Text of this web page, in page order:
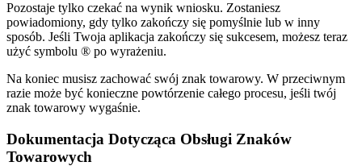
Pozostaje tylko czekać na wynik wniosku. Zostaniesz
powiadomiony, gdy tylko zakończy się pomyślnie lub w inny
sposób. Jeśli Twoja aplikacja zakończy się sukcesem, możesz teraz
użyć symbolu ® po wyrażeniu.
Na koniec musisz zachować swój znak towarowy. W przeciwnym
razie może być konieczne powtórzenie całego procesu, jeśli twój
znak towarowy wygaśnie.
Dokumentacja Dotycząca Obsługi Znaków
Towarowych